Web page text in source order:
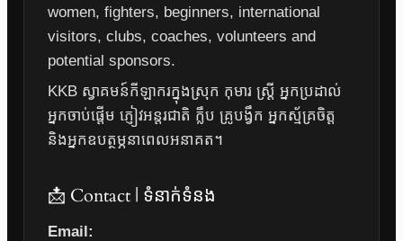
women, fighters, beginners, international
visitors, clubs, coaches, volunteers and
potential sponsors.
KKB ស្វាគមន៍កីឡាករក្នុងស្រុក កុមារ ស្ត្រី អ្នកប្រដាល់
អ្នកចាប់ផ្តើម ភ្ញៀវអន្តរជាតិ ក្លឹប គ្រូបង្វឹក អ្នកស្ម័គ្រចិត្ត
និងអ្នកឧបត្ថម្ភនាពេលអនាគត។
📩 Contact | ទំនាក់ទំនង
Email: